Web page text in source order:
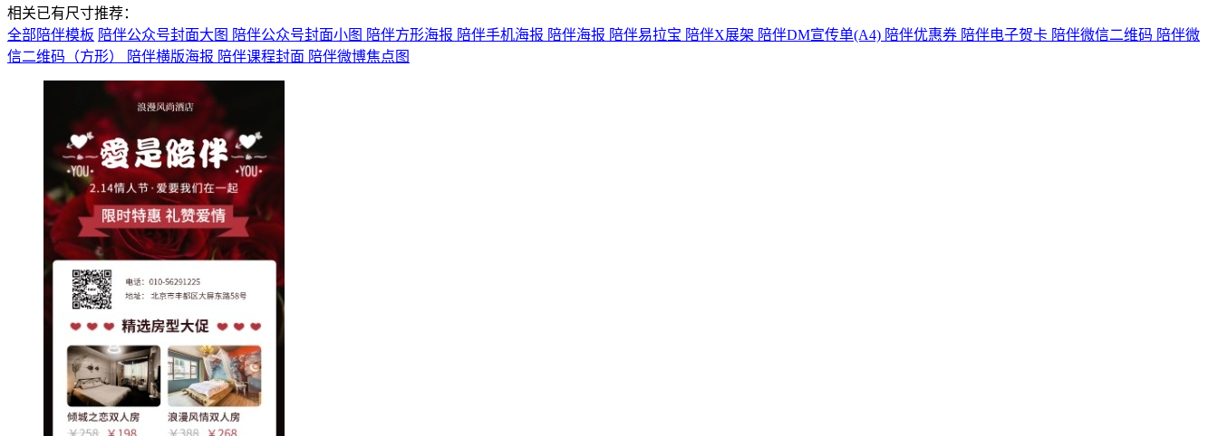
相关已有尺寸推荐：
全部陪伴模板 陪伴公众号封面大图 陪伴公众号封面小图 陪伴方形海报 陪伴手机海报 陪伴海报 陪伴易拉宝 陪伴X展架 陪伴DM宣传单(A4) 陪伴优惠券 陪伴电子贺卡 陪伴微信二维码 陪伴微
信二维码（方形）
陪伴横版海报 陪伴课程封面 陪伴微博焦点图